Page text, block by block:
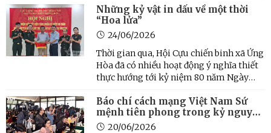
Ban Biên soạn, Tổ sưu tầm công trình
“Lịch sử lực lượng vũ trang Thủ đô Hà
Nội (2010-2025).
Những kỷ vật in dấu về một thời
“Hoa lửa”
24/06/2026
Thời gian qua, Hội Cựu chiến binh xã Ứng
Hòa đã có nhiều hoạt động ý nghĩa thiết
thực hướng tới kỷ niệm 80 năm Ngày
góp phần lưu giữ, “truyền lửa” cho thế
hệ trẻ về những “chứng nhân thầm lặng”
của một thời kỳ ...
Báo chí cách mạng Việt Nam Sứ
mệnh tiên phong trong kỷ nguyên
mới20/06/2026